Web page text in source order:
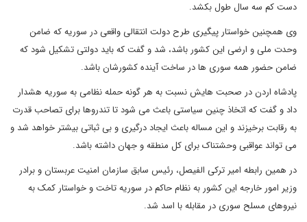
دست کم سه سال طول بکشد.
وی همچنین خواستار پیگیری طرح دولت انتقالی واقعی در سوریه که ضامن
وحدت ملی و ارضی این کشور باشد، شد و گفت که باید دولتی تشکیل شود که
ضامن حضور همه سوری ها در ساخت آینده کشورشان باشد.
پادشاه اردن در صحبت هایش نسبت به هر گونه حمله نظامی به سوریه هشدار
داد و گفت که اتخاذ چنین سیاستی باعث می شود تا تندروها برای تصاحب قدرت
به رقابت برخیزند و این مساله باعث ایجاد درگیری و بی ثباتی بیشتر خواهد شد و
می تواند عواقبی وحشتناک برای کل منطقه و جهان داشته باشد.
در همین رابطه امیر ترکی الفیصل، رئیس سابق سازمان امنیت عربستان و برادر
وزیر امور خارجه این کشور به نظام حاکم در سوریه تاخت و خواستار کمک به
نیروهای مسلح سوری در مقابله با اسد شد.